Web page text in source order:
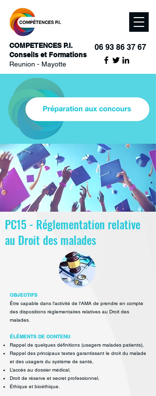
COMPETENCES P.I.
Conseils et Formations
Reunion - Mayotte
06 93 86 37 67
PC15 - Réglementation relative
au Droit des malades
OBJECTIFS
Être capable dans l'activité de l'AMA de prendre en compte
des dispositions règlementaires relatives au Droit des
malades.
ÉLÉMENTS DE CONTENU
Rappel de quelques définitions (usagers malades patients),
Rappel des principaux textes garantissant le droit du malade
et des usagers du système de santé,
L’accès au dossier médical,
Droit de réserve et secret professionnel,
Éthique et bioéthique.